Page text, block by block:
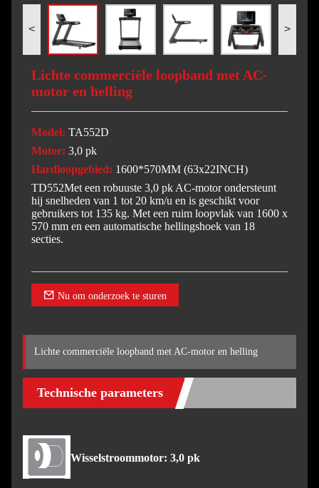
< >
Lichte commerciële loopband met AC-
motor en helling
Model: TA552D
Motor: 3,0 pk
Hardloopgebied: 1600*570MM (63x22INCH)
TD552Met een robuuste 3,0 pk AC-motor ondersteunt
hij snelheden van 1 tot 20 km/u en is geschikt voor
gebruikers tot 135 kg. Met een ruim loopvlak van 1600 x
570 mm en een automatische hellingshoek van 18
secties.
Nu om onderzoek te sturen
Lichte commerciële loopband met AC-motor en helling
Technische parameters
Wisselstroommotor: 3,0 pk